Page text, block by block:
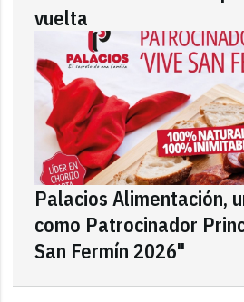
vuelta
Palacios Alimentación,
como Patrocinador
San Fermín 2026"